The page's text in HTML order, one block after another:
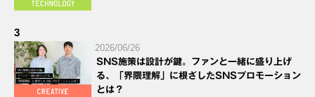
3
2026/06/26
SNS施策は設計が鍵。ファンと一緒に盛り上げ
る、「界隈理解」に根ざしたSNSプロモーション
とは？